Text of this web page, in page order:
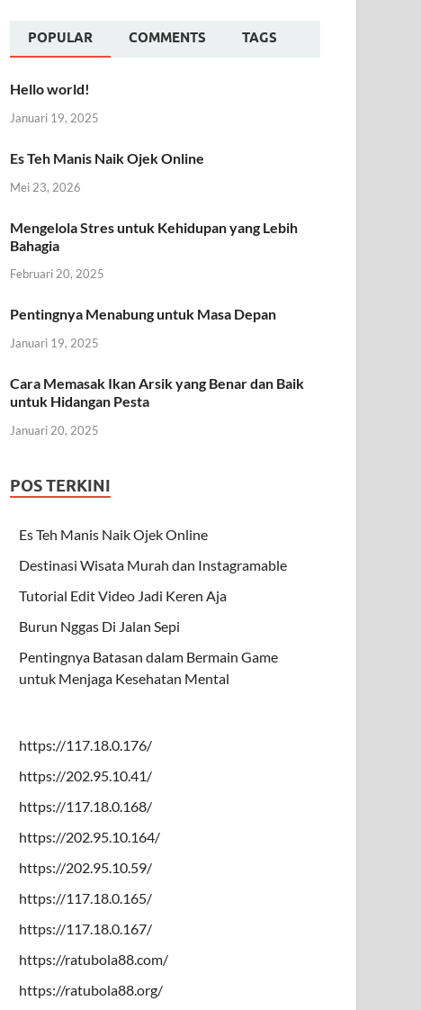
POPULAR COMMENTS TAGS
Hello world!
Januari 19, 2025
Es Teh Manis Naik Ojek Online
Mei 23, 2026
Mengelola Stres untuk Kehidupan yang Lebih
Bahagia
Februari 20, 2025
Pentingnya Menabung untuk Masa Depan
Januari 19, 2025
Cara Memasak Ikan Arsik yang Benar dan Baik
untuk Hidangan Pesta
Januari 20, 2025
POS TERKINI
Es Teh Manis Naik Ojek Online
Destinasi Wisata Murah dan Instagramable
Tutorial Edit Video Jadi Keren Aja
Burun Nggas Di Jalan Sepi
Pentingnya Batasan dalam Bermain Game
untuk Menjaga Kesehatan Mental
https://117.18.0.176/
https://202.95.10.41/
https://117.18.0.168/
https://202.95.10.164/
https://202.95.10.59/
https://117.18.0.165/
https://117.18.0.167/
https://ratubola88.com/
https://ratubola88.org/